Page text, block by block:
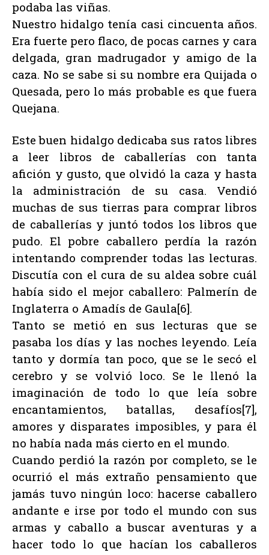
podaba las viñas.
Nuestro hidalgo tenía casi cincuenta años.
Era fuerte pero flaco, de pocas carnes y cara
delgada, gran madrugador y amigo de la
caza. No se sabe si su nombre era Quijada o
Quesada, pero lo más probable es que fuera
Quejana.
Este buen hidalgo dedicaba sus ratos libres
a leer libros de caballerías con tanta
afición y gusto, que olvidó la caza y hasta
la administración de su casa. Vendió
muchas de sus tierras para comprar libros
de caballerías y juntó todos los libros que
pudo. El pobre caballero perdía la razón
intentando comprender todas las lecturas.
Discutía con el cura de su aldea sobre cuál
había sido el mejor caballero: Palmerín de
Inglaterra o Amadís de Gaula[6].
Tanto se metió en sus lecturas que se
pasaba los días y las noches leyendo. Leía
tanto y dormía tan poco, que se le secó el
cerebro y se volvió loco. Se le llenó la
imaginación de todo lo que leía sobre
encantamientos, batallas, desafíos[7],
amores y disparates imposibles, y para él
no había nada más cierto en el mundo.
Cuando perdió la razón por completo, se le
ocurrió el más extraño pensamiento que
jamás tuvo ningún loco: hacerse caballero
andante e irse por todo el mundo con sus
armas y caballo a buscar aventuras y a
hacer todo lo que hacían los caballeros